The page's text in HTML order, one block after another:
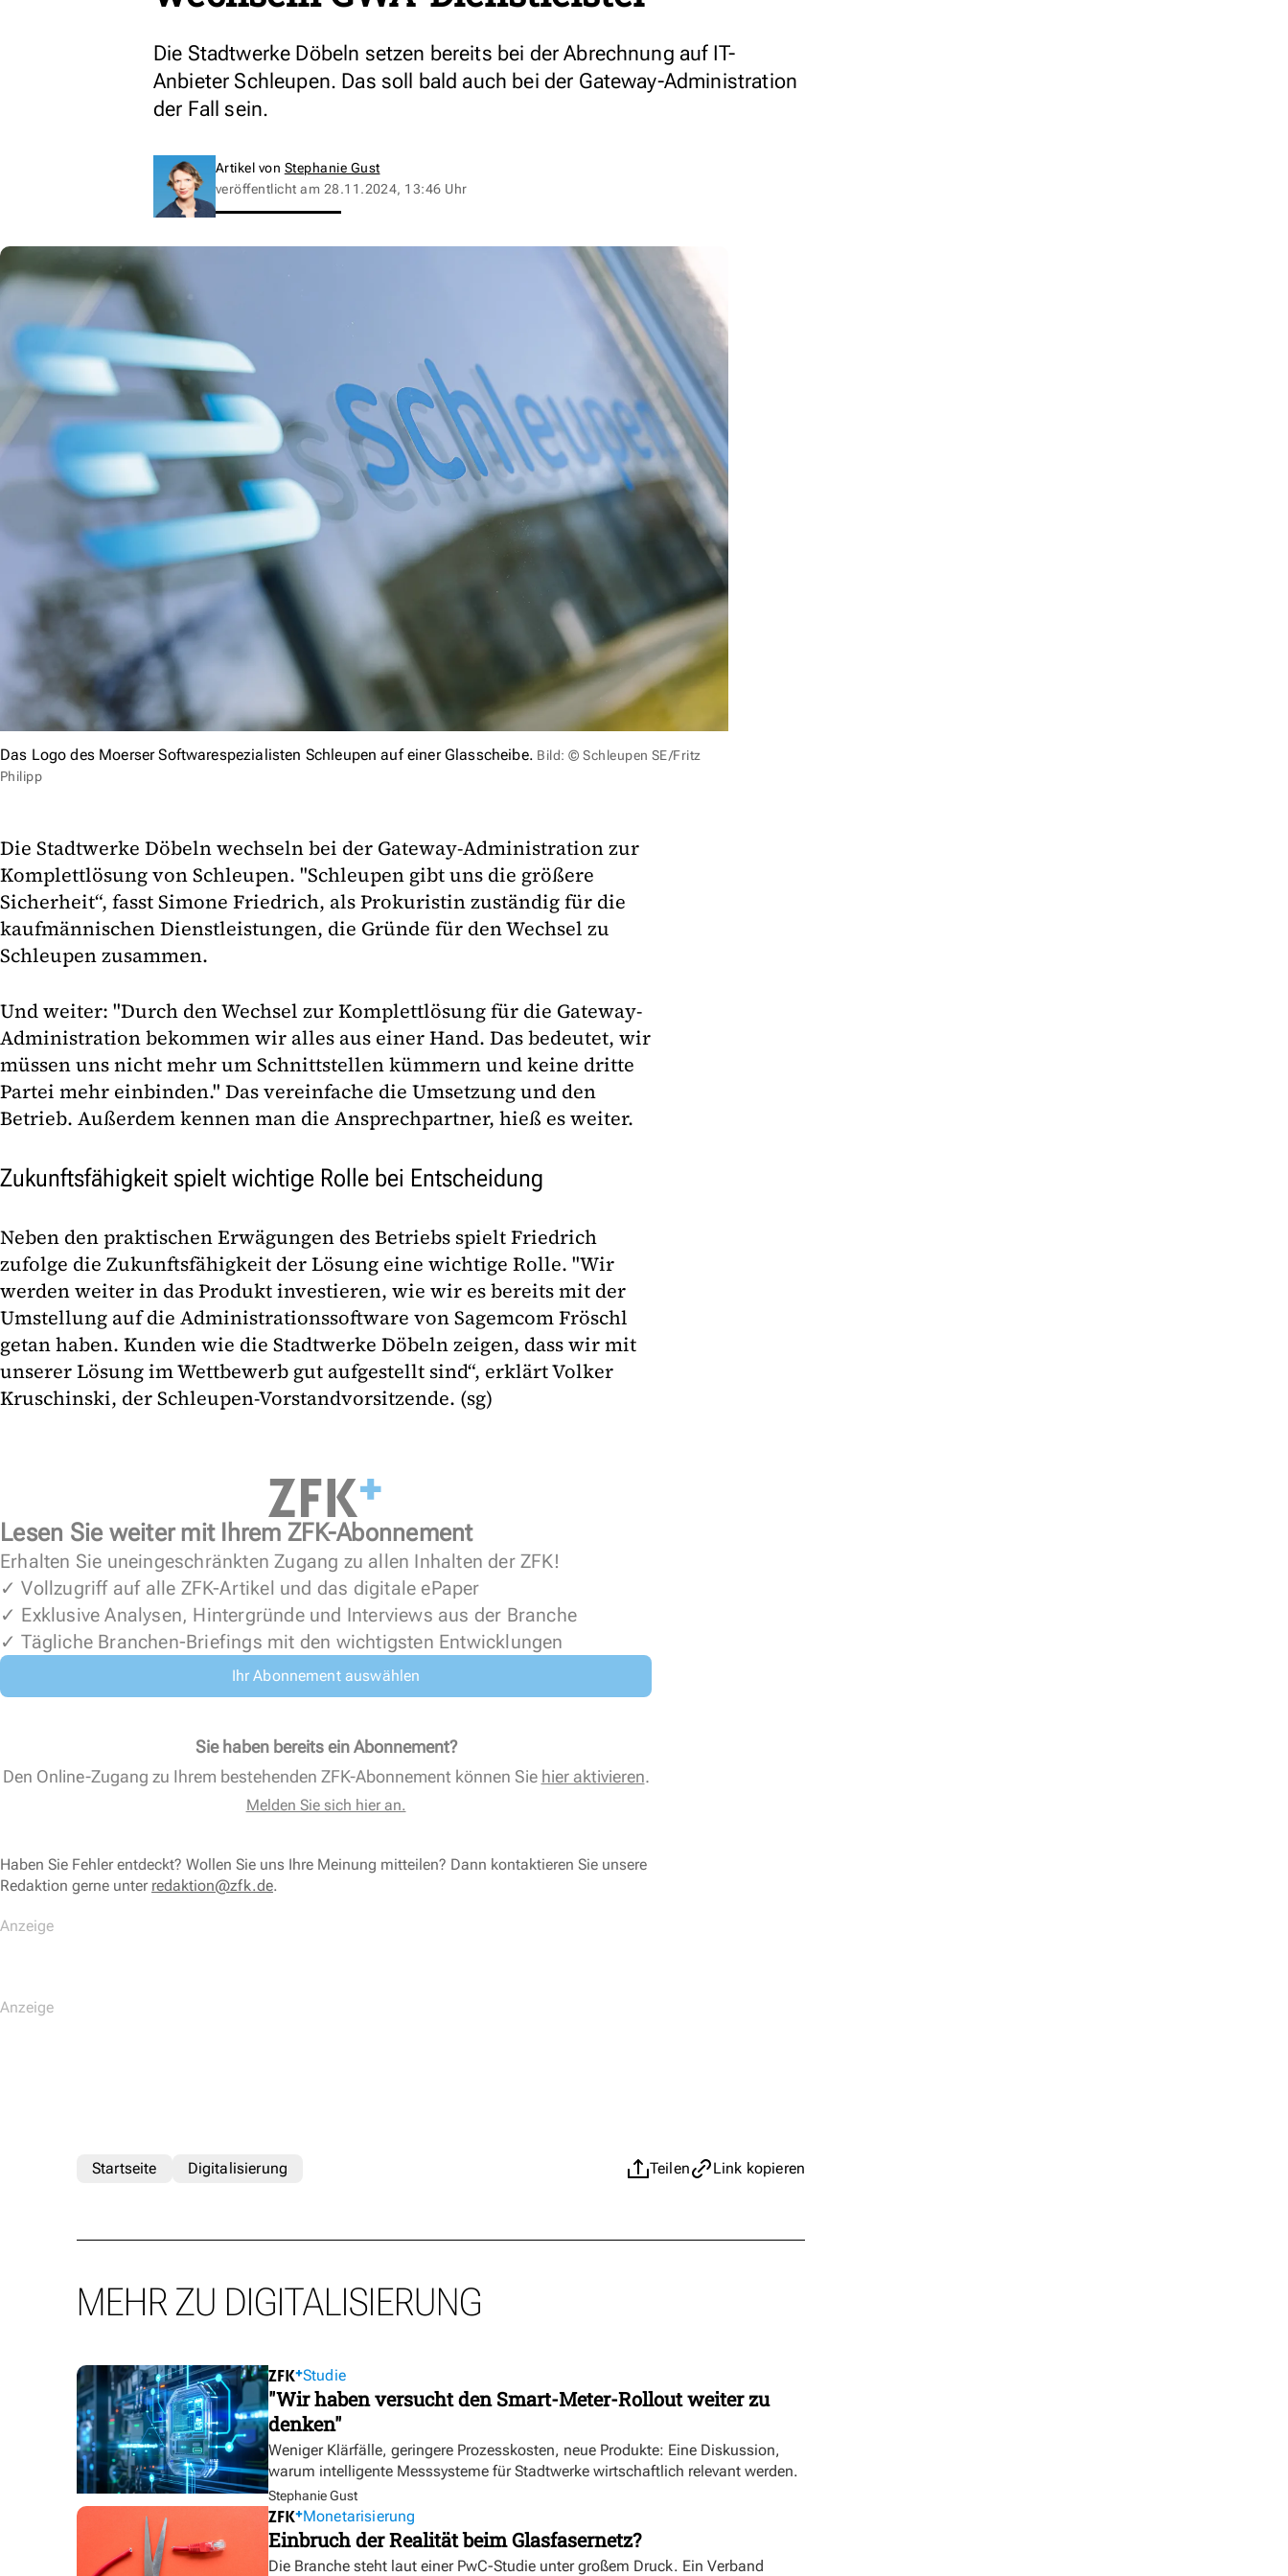
Die Stadtwerke Döbeln setzen bereits bei der Abrechnung auf IT-
Anbieter Schleupen. Das soll bald auch bei der Gateway-Administration
der Fall sein.
Artikel von Stephanie Gust
veröffentlicht am 28.11.2024, 13:46 Uhr
Das Logo des Moerser Softwarespezialisten Schleupen auf einer Glasscheibe. Bild: © Schleupen SE/Fritz
Philipp
Die Stadtwerke Döbeln wechseln bei der Gateway-Administration zur
Komplettlösung von Schleupen. "Schleupen gibt uns die größere
Sicherheit“, fasst Simone Friedrich, als Prokuristin zuständig für die
kaufmännischen Dienstleistungen, die Gründe für den Wechsel zu
Schleupen zusammen.
Und weiter: "Durch den Wechsel zur Komplettlösung für die Gateway-
Administration bekommen wir alles aus einer Hand. Das bedeutet, wir
müssen uns nicht mehr um Schnittstellen kümmern und keine dritte
Partei mehr einbinden." Das vereinfache die Umsetzung und den
Betrieb. Außerdem kennen man die Ansprechpartner, hieß es weiter.
Zukunftsfähigkeit spielt wichtige Rolle bei Entscheidung
Neben den praktischen Erwägungen des Betriebs spielt Friedrich
zufolge die Zukunftsfähigkeit der Lösung eine wichtige Rolle. "Wir
werden weiter in das Produkt investieren, wie wir es bereits mit der
Umstellung auf die Administrationssoftware von Sagemcom Fröschl
getan haben. Kunden wie die Stadtwerke Döbeln zeigen, dass wir mit
unserer Lösung im Wettbewerb gut aufgestellt sind“, erklärt Volker
Kruschinski, der Schleupen-Vorstandvorsitzende. (sg)
Lesen Sie weiter mit Ihrem ZFK-Abonnement
Erhalten Sie uneingeschränkten Zugang zu allen Inhalten der ZFK!
✓ Vollzugriff auf alle ZFK-Artikel und das digitale ePaper
✓ Exklusive Analysen, Hintergründe und Interviews aus der Branche
✓ Tägliche Branchen-Briefings mit den wichtigsten Entwicklungen
Ihr Abonnement auswählen
Sie haben bereits ein Abonnement?
Den Online-Zugang zu Ihrem bestehenden ZFK-Abonnement können Sie hier aktivieren.
Melden Sie sich hier an.
Haben Sie Fehler entdeckt? Wollen Sie uns Ihre Meinung mitteilen? Dann kontaktieren Sie unsere
Redaktion gerne unter redaktion@zfk.de.
Teilen Link kopieren
Startseite Digitalisierung
MEHR ZU DIGITALISIERUNG
Studie
"Wir haben versucht den Smart-Meter-Rollout weiter zu
denken"
Weniger Klärfälle, geringere Prozesskosten, neue Produkte: Eine Diskussion,
warum intelligente Messsysteme für Stadtwerke wirtschaftlich relevant werden.
Stephanie Gust
Monetarisierung
Einbruch der Realität beim Glasfasernetz?
Die Branche steht laut einer PwC-Studie unter großem Druck. Ein Verband